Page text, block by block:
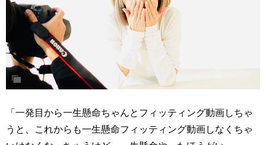
「一発目から一生懸命ちゃんとフィッティング動画しちゃ
うと、これからも一生懸命フィッティング動画しなくちゃ